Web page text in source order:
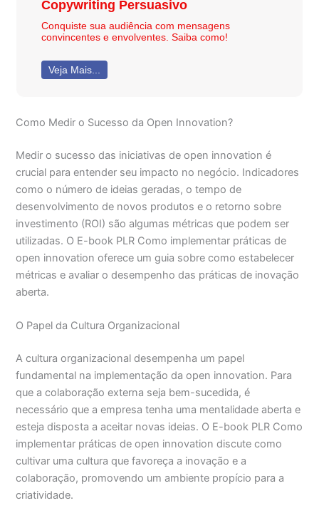
Copywriting Persuasivo
Conquiste sua audiência com mensagens
convincentes e envolventes. Saiba como!
Veja Mais...
Como Medir o Sucesso da Open Innovation?
Medir o sucesso das iniciativas de open innovation é
crucial para entender seu impacto no negócio. Indicadores
como o número de ideias geradas, o tempo de
desenvolvimento de novos produtos e o retorno sobre
investimento (ROI) são algumas métricas que podem ser
utilizadas. O E-book PLR Como implementar práticas de
open innovation oferece um guia sobre como estabelecer
métricas e avaliar o desempenho das práticas de inovação
aberta.
O Papel da Cultura Organizacional
A cultura organizacional desempenha um papel
fundamental na implementação da open innovation. Para
que a colaboração externa seja bem-sucedida, é
necessário que a empresa tenha uma mentalidade aberta e
esteja disposta a aceitar novas ideias. O E-book PLR Como
implementar práticas de open innovation discute como
cultivar uma cultura que favoreça a inovação e a
colaboração, promovendo um ambiente propício para a
criatividade.